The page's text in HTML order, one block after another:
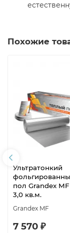
Похожие
Ультратонкий
пол Grandex
3,0 кв.м.
Grandex MF
7 570 ₽